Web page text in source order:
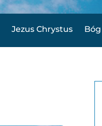
Jezus Chrystus Bóg